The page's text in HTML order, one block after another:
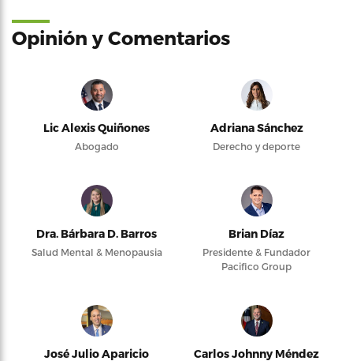
Opinión y Comentarios
Lic Alexis Quiñones
Abogado
Adriana Sánchez
Derecho y deporte
Dra. Bárbara D. Barros
Salud Mental & Menopausia
Brian Díaz
Presidente & Fundador
Pacifico Group
José Julio Aparicio
Carlos Johnny Méndez